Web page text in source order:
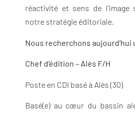
réactivité et sens de
notre stratégie éditoriale.
Nous recherchons aujourd’hui
Chef d’édition – Alès F/H
Poste en CDI basé à Alès (30)
Basé(e) au cœur du bassin